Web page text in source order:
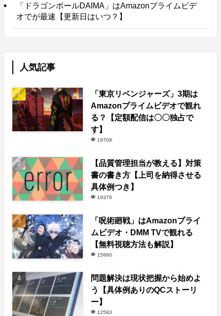
「ドラゴンボールDAIMA」はAmazonプライムビデ
オでが最速【更新日はいつ？】
人気記事
「東京リベンジャーズ」3期は
Amazonプライムビデオで観れ
る？【定額配信は〇〇独占で
す】
19709
【品質管理担当が教える】対策
書の書き方【上司を納得させる
具体例つき】
19379
「呪術廻戦」はAmazonプライ
ムビデオ・DMM TVで観れる
【無料視聴方法も解説】
15860
問題解決は現状把握から始めよ
う【具体例ありのQCストーリ
ー】
12593